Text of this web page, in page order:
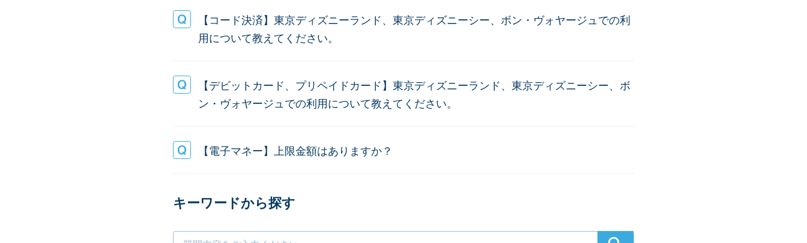
【コード決済】東京ディズニーランド、東京ディズニーシー、ボン・ヴォヤージュでの利
用について教えてください。
【デビットカード、プリペイドカード】東京ディズニーランド、東京ディズニーシー、ボ
ン・ヴォヤージュでの利用について教えてください。
【電子マネー】上限金額はありますか？